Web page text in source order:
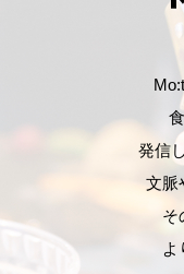
発信
文脈
そ
よ